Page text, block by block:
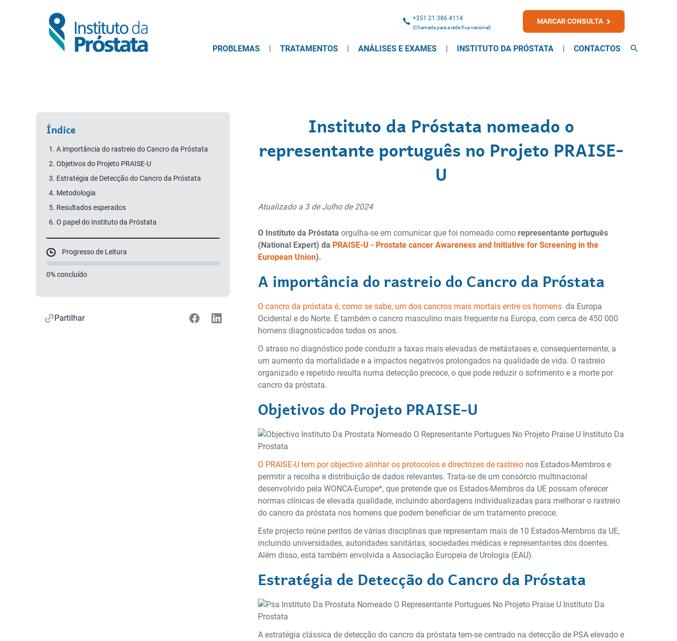
+351 21 386 4114
(Chamada para a rede fixa nacional)
MARCAR CONSULTA
PROBLEMAS TRATAMENTOS ANÁLISES E EXAMES INSTITUTO DA PRÓSTATA CONTACTOS
Índice
A importância do rastreio do Cancro da Próstata
Objetivos do Projeto PRAISE-U
Estratégia de Detecção do Cancro da Próstata
Metodologia
Resultados esperados
O papel do Instituto da Próstata
Progresso de Leitura
0% concluído
Partilhar
Instituto da Próstata nomeado o
representante português no Projeto PRAISE-
U
Atualizado a 3 de Julho de 2024
O Instituto da Próstata orgulha-se em comunicar que foi nomeado como representante português
(National Expert) da PRAISE-U - Prostate cancer Awareness and Initiative for Screening in the
European Union).
A importância do rastreio do Cancro da Próstata
O cancro da próstata é, como se sabe, um dos cancros mais mortais entre os homens da Europa
Ocidental e do Norte. É também o cancro masculino mais frequente na Europa, com cerca de 450 000
homens diagnosticados todos os anos.
O atraso no diagnóstico pode conduzir a taxas mais elevadas de metástases e, consequentemente, a
um aumento da mortalidade e a impactos negativos prolongados na qualidade de vida. O rastreio
organizado e repetido resulta numa detecção precoce, o que pode reduzir o sofrimento e a morte por
cancro da próstata.
Objetivos do Projeto PRAISE-U
O PRAISE-U tem por objectivo alinhar os protocolos e directrizes de rastreio nos Estados-Membros e
permitir a recolha e distribuição de dados relevantes. Trata-se de um consórcio multinacional
desenvolvido pela WONCA-Europe*, que pretende que os Estados-Membros da UE possam oferecer
normas clínicas de elevada qualidade, incluindo abordagens individualizadas para melhorar o rastreio
do cancro da próstata nos homens que podem beneficiar de um tratamento precoce.
Este projecto reúne peritos de várias disciplinas que representam mais de 10 Estados-Membros da UE,
incluindo universidades, autoridades sanitárias, sociedades médicas e representantes dos doentes.
Além disso, está também envolvida a Associação Europeia de Urologia (EAU).
Estratégia de Detecção do Cancro da Próstata
A estratégia clássica de detecção do cancro da próstata tem-se centrado na detecção de PSA elevado e